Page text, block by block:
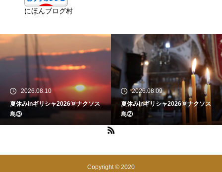
にほんブログ村
2026.08.10
夏休みinギリシャ2026🌞ナクソス
島③
2026.08.09
夏休みinギリシャ2026🌞ナクソス
島②
Copyright © 2020